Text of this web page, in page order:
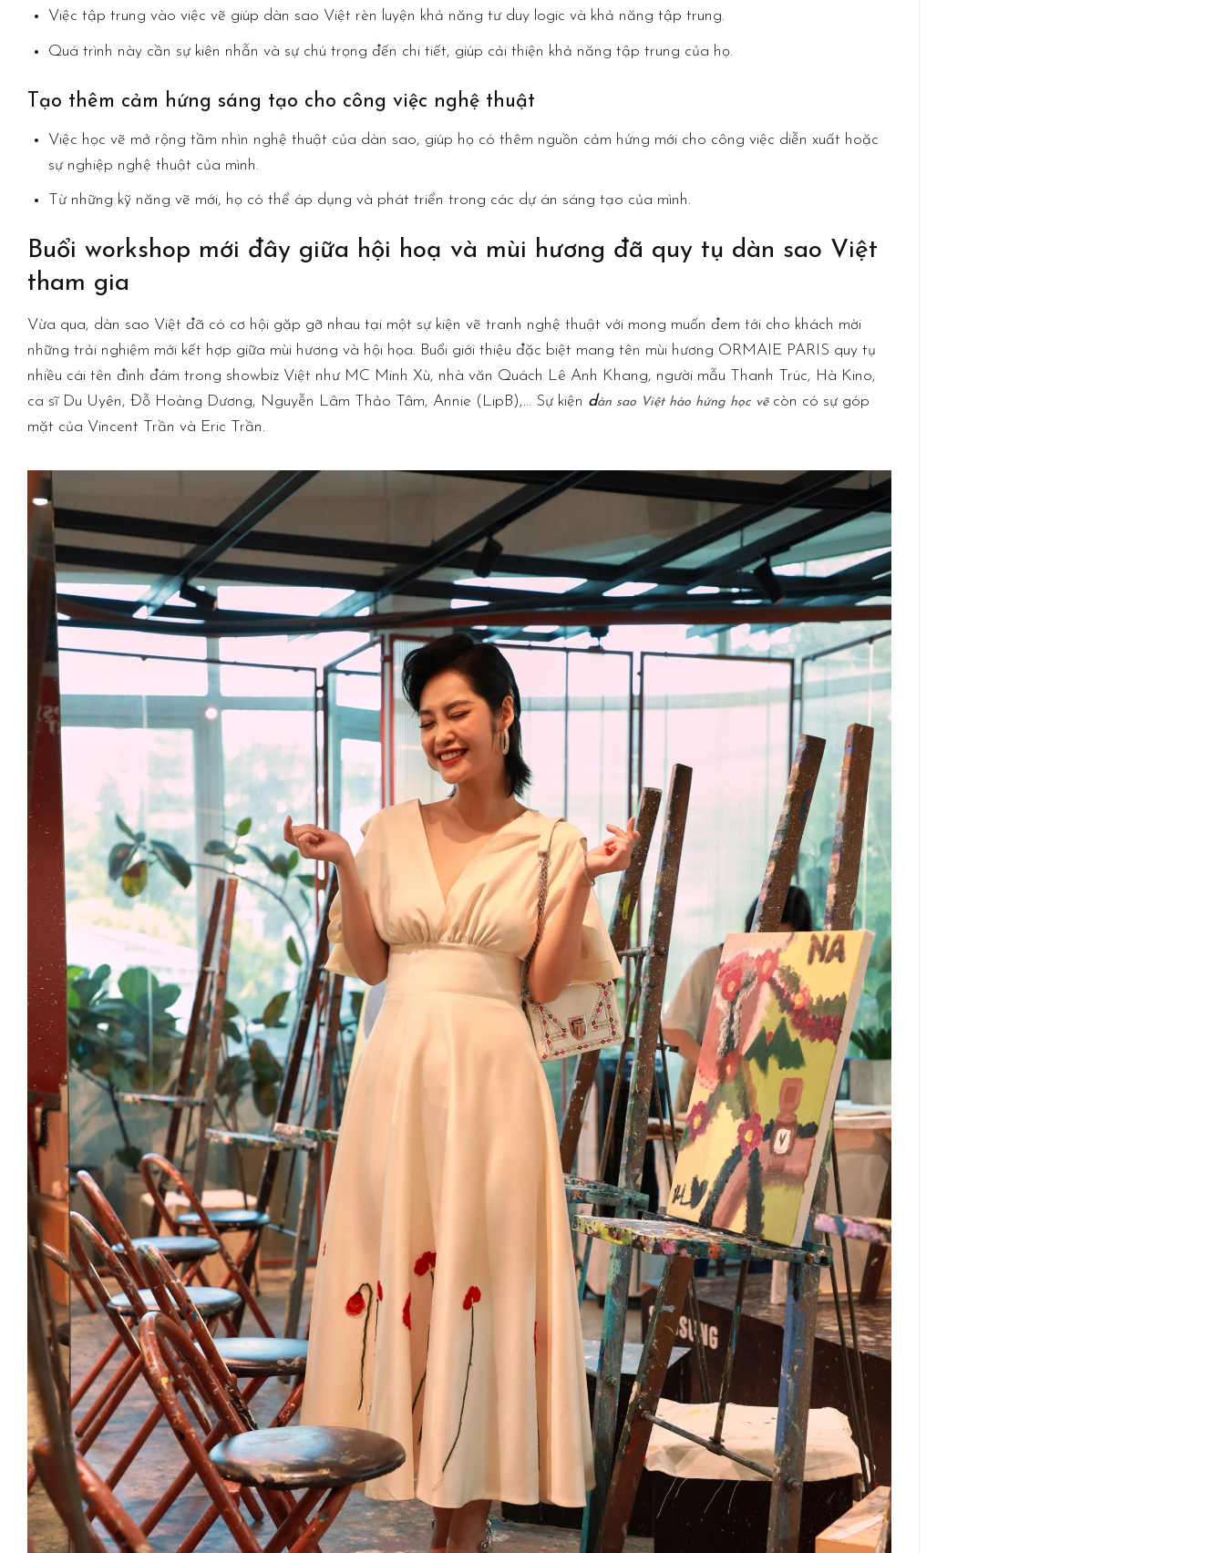
Việc tập trung vào việc vẽ giúp dàn sao Việt rèn luyện khả năng tư duy logic và khả năng tập trung.
Quá trình này cần sự kiên nhẫn và sự chú trọng đến chi tiết, giúp cải thiện khả năng tập trung của họ.
Tạo thêm cảm hứng sáng tạo cho công việc nghệ thuật
Việc học vẽ mở rộng tầm nhìn nghệ thuật của dàn sao, giúp họ có thêm nguồn cảm hứng mới cho công việc diễn xuất hoặc
sự nghiệp nghệ thuật của mình.
Từ những kỹ năng vẽ mới, họ có thể áp dụng và phát triển trong các dự án sáng tạo của mình.
Buổi workshop mới đây giữa hội hoạ và mùi hương đã quy tụ dàn sao Việt
tham gia
Vừa qua, dàn sao Việt đã có cơ hội gặp gỡ nhau tại một sự kiện vẽ tranh nghệ thuật với mong muốn đem tới cho khách mời
những trải nghiệm mới kết hợp giữa mùi hương và hội họa. Buổi giới thiệu đặc biệt mang tên mùi hương ORMAIE PARIS quy tụ
nhiều cái tên đình đám trong showbiz Việt như MC Minh Xù, nhà văn Quách Lê Anh Khang, người mẫu Thanh Trúc, Hà Kino,
ca sĩ Du Uyên, Đỗ Hoàng Dương, Nguyễn Lâm Thảo Tâm, Annie (LipB),… Sự kiện dàn sao Việt hào hứng học vẽ còn có sự góp
mặt của Vincent Trần và Eric Trần.